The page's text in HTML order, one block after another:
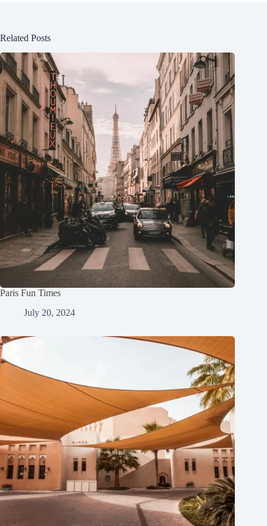
Related Posts
Paris Fun Times
July 20, 2024